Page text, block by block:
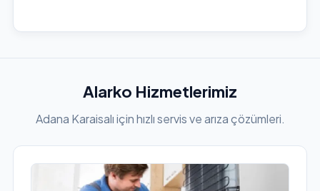
Alarko Hizmetlerimiz
Adana Karaisalı için hızlı servis ve arıza çözümleri.